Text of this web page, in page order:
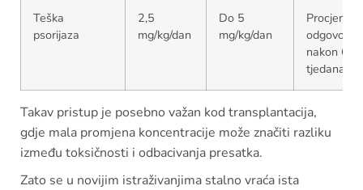
Teška
psorijaza
2,5
mg/kg/dan
Do 5
mg/kg/dan
Procjena
odgovora
nakon 6
tjedana
Takav pristup je posebno važan kod transplantacija,
gdje mala promjena koncentracije može značiti razliku
između toksičnosti i odbacivanja presatka.
Zato se u novijim istraživanjima stalno vraća ista